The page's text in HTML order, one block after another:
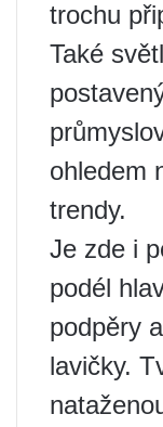
trochu
Také
ohledem
trendy.
Je zde i
podél
podpěry
lavičky.